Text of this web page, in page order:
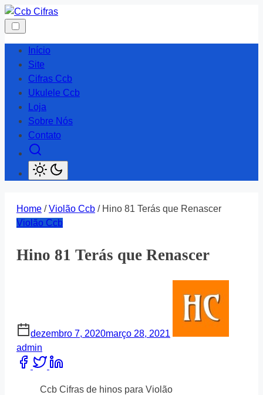
Skip
Início
Site
Cifras Ccb
Ukulele Ccb
Loja
Sobre Nós
Contato
Home /Violão Ccb / Hino 81 Terás que Renascer
Violão Ccb
Hino 81 Terás que Renascer
dezembro 7, 2020março 28, 2021
admin
Share
Ccb Cifras de hinos para Violão